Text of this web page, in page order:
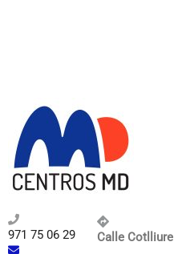
971 75 06 29 Calle